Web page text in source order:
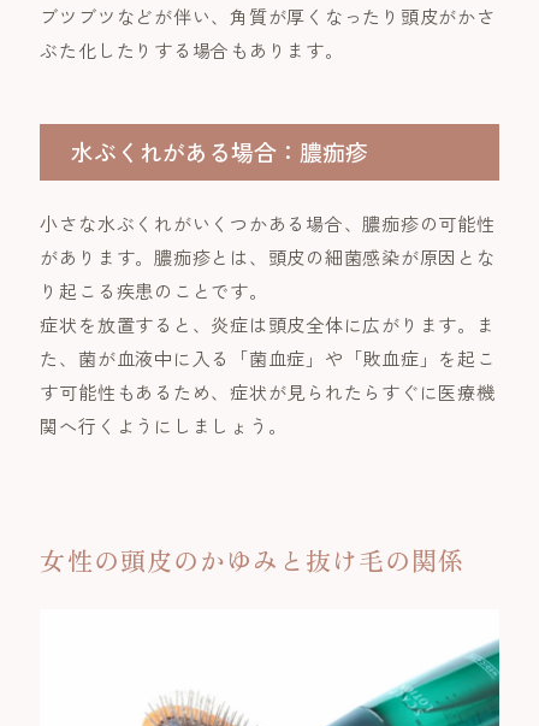
ブツブツなどが伴い、角質が厚くなったり頭皮がかさ
ぶた化したりする場合もあります。
水ぶくれがある場合：膿痂疹
小さな水ぶくれがいくつかある場合、膿痂疹の可能性
があります。膿痂疹とは、頭皮の細菌感染が原因とな
り起こる疾患のことです。
症状を放置すると、炎症は頭皮全体に広がります。ま
た、菌が血液中に入る「菌血症」や「敗血症」を起こ
す可能性もあるため、症状が見られたらすぐに医療機
関へ行くようにしましょう。
女性の頭皮のかゆみと抜け毛の関係